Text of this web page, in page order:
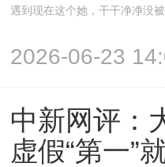
遇到现在这个她，干干净净没
2026-06-23
中新网评：
虚假“第一”